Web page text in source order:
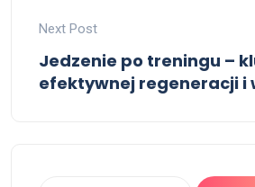
Next Post
Jedzenie po treningu –
efektywnej regeneracji i